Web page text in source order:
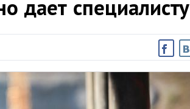
дает специалисту